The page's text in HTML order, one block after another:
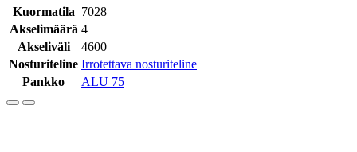
Kuormatila 7028
Akselimäärä 4
Akseliväli
4600
Nosturiteline Irrotettava nosturiteline
Pankko
ALU 75